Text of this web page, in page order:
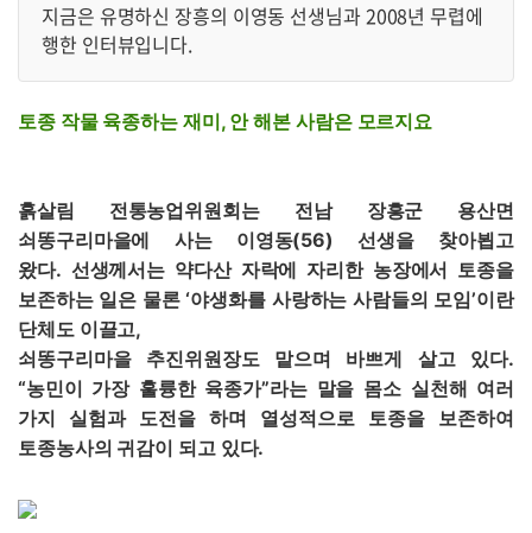
지금은 유명하신 장흥의 이영동 선생님과 2008년 무렵에
행한 인터뷰입니다.
토종 작물 육종하는 재미, 안 해본 사람은 모르지요
흙살림 전통농업위원회는 전남 장흥군 용산면
쇠똥구리마을에 사는 이영동(56) 선생을 찾아뵙고
왔다. 선생께서는 약다산 자락에 자리한 농장에서 토종을
보존하는 일은 물론 ‘야생화를 사랑하는 사람들의 모임’이란
단체도 이끌고,
쇠똥구리마을 추진위원장도 맡으며 바쁘게 살고 있다.
“농민이 가장 훌륭한 육종가”라는 말을 몸소 실천해 여러
가지 실험과 도전을 하며 열성적으로 토종을 보존하여
토종농사의 귀감이 되고 있다.